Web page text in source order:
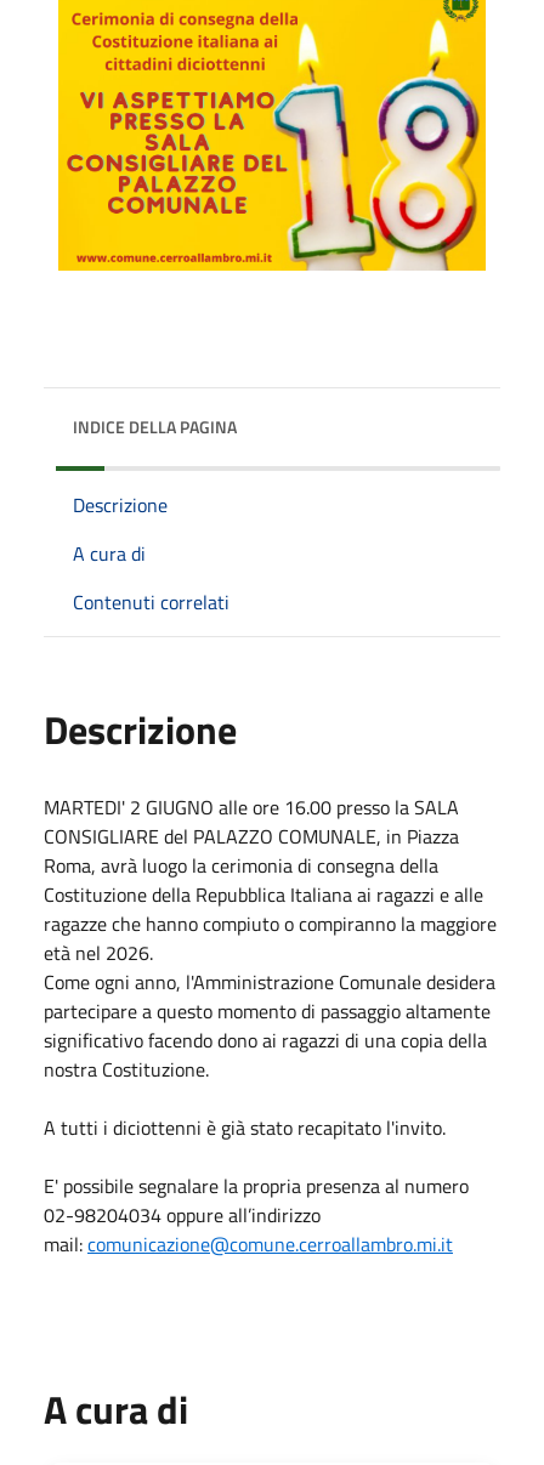
INDICE DELLA PAGINA
Descrizione
A cura di
Contenuti correlati
Descrizione
MARTEDI' 2 GIUGNO alle ore 16.00 presso la SALA
CONSIGLIARE del PALAZZO COMUNALE, in Piazza
Roma, avrà luogo la cerimonia di consegna della
Costituzione della Repubblica Italiana ai ragazzi e alle
ragazze che hanno compiuto o compiranno la maggiore
età nel 2026.
Come ogni anno, l'Amministrazione Comunale desidera
partecipare a questo momento di passaggio altamente
significativo facendo dono ai ragazzi di una copia della
nostra Costituzione.
A tutti i diciottenni è già stato recapitato l'invito.
E' possibile segnalare la propria presenza al numero
02-98204034 oppure all’indirizzo
mail:comunicazione@comune.cerroallambro.mi.it
A cura di